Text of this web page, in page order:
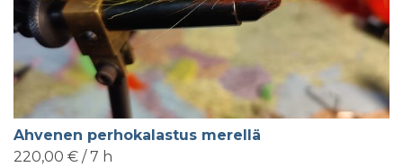
Ahvenen perhokalastus merellä
220,00 € / 7 h